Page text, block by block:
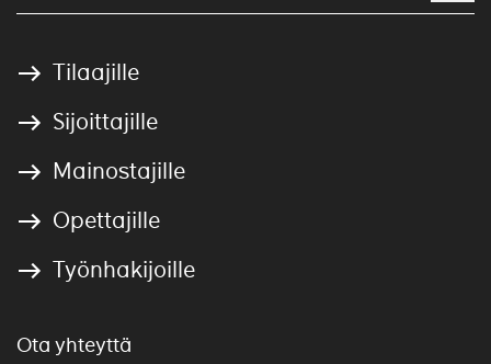
Tilaajille
Sijoittajille
Mainostajille
Opettajille
Työnhakijoille
Ota yhteyttä